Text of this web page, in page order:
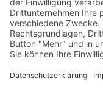
Arbeiten bei
Anfahrt
Die Innovation
Salzburg und